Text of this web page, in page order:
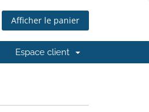
Afficher le panier
Espace client